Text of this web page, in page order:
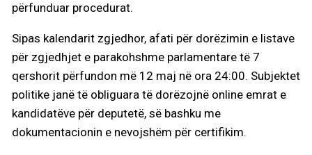
përfunduar procedurat.
Sipas kalendarit zgjedhor, afati për dorëzimin e listave
për zgjedhjet e parakohshme parlamentare të 7
qershorit përfundon më 12 maj në ora 24:00. Subjektet
politike janë të obliguara të dorëzojnë online emrat e
kandidatëve për deputetë, së bashku me
dokumentacionin e nevojshëm për certifikim.